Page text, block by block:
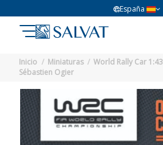
España
Inicio Miniaturas World Rally Car 1:43
Sébastien Ogier